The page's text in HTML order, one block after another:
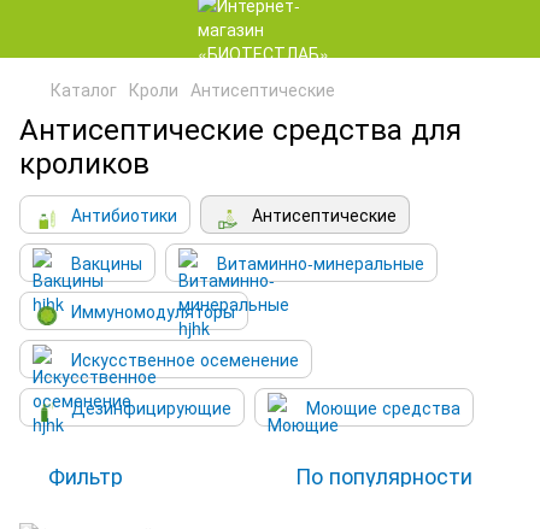
Каталог Кроли Антисептические
Антисептические средства для
кроликов
Антибиотики
Антисептические
Вакцины
Витаминно-минеральные
Иммуномодуляторы
Искусственное осеменение
Дезинфицирующие
Моющие средства
Фильтр По популярности